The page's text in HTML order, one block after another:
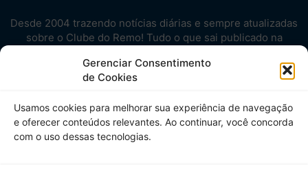
Gerenciar Consentimento
de Cookies
Usamos cookies para melhorar sua experiência de navegação
e oferecer conteúdos relevantes. Ao continuar, você concorda
com o uso dessas tecnologias.
Desde 2004 trazendo notícias diárias e sempre atualizadas
sobre o Clube do Remo! Tudo o que sai publicado na
Aproveite! Site não-oficial.
SIGA-NOS